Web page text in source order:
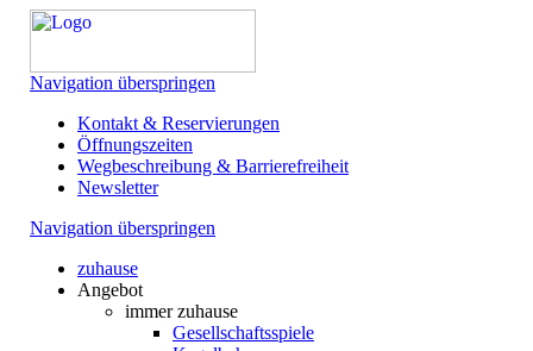
Navigation überspringen
Kontakt & Reservierungen
Öffnungszeiten
Wegbeschreibung & Barrierefreiheit
Newsletter
Navigation überspringen
zuhause
Angebot
immer zuhause
Gesellschaftsspiele